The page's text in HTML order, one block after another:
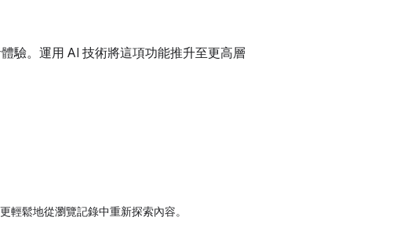
驗。運用 AI 技術將這項功能推升至更高層
輕鬆地從瀏覽記錄中重新探索內容。